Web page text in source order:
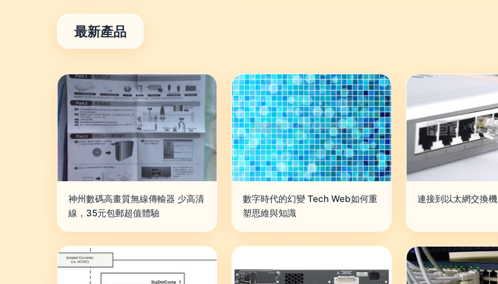
最新產品
神州數碼高畫質無線傳輸器 少高清
線，35元包郵超值體驗
數字時代的幻變 Tech Web如何重
塑思維與知識
連接到以太網交換機